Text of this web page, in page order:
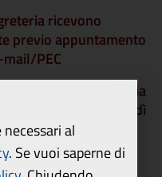
ricevono
previo appuntamento
PEC
gli Uffici di Segreteria
a partire da venerdì
agosto 2026 e
24 agosto.
al
. Se vuoi saperne di